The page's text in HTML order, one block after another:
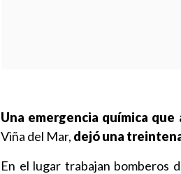
Una emergencia química
Viña del Mar, dejó una
En el lugar trabajan bomberos